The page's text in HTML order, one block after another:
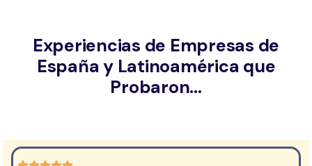
Experiencias de Empresas de
España y Latinoamérica que
Probaron...